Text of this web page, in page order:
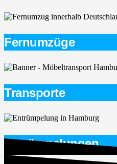
Fernumzüge
Transporte
Entrümpelungen